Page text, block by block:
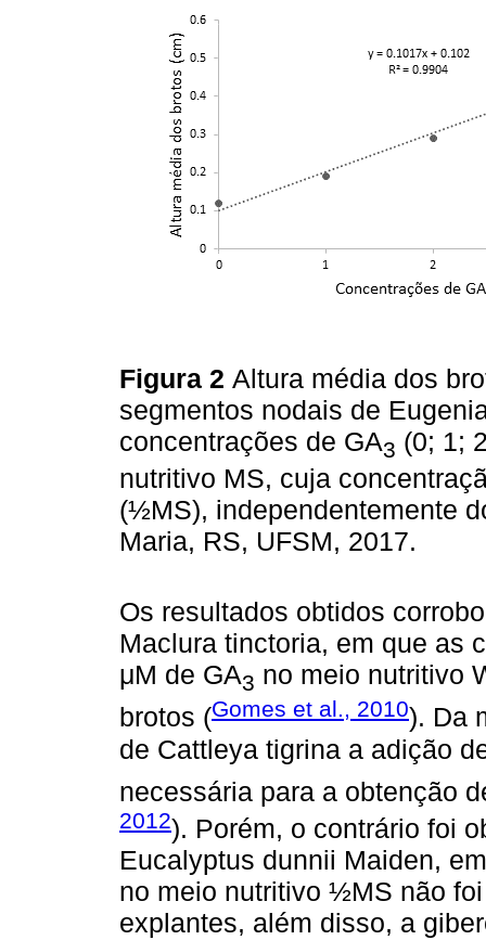
Figura 2 Altura média dos
segmentos nodais de
concentrações de GA3 (0; 1;
nutritivo MS, cuja
(½MS), independentemente
Maria, RS, UFSM, 2017.
Os resultados obtidos
Maclura tinctoria, em que as
μM de GA3 no meio nutritivo
brotos (Gomes et al., 2010). Da
de Cattleya tigrina a adição
necessária para a obtenção
2012). Porém, o contrário foi
Eucalyptus dunnii Maiden,
no meio nutritivo ½MS não
explantes, além disso, a